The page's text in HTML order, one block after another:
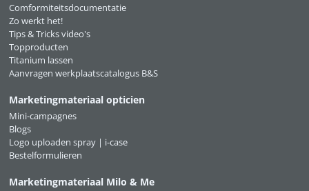
Comformiteitsdocumentatie
Zo werkt het!
Tips & Tricks video's
Topproducten
Titanium lassen
Aanvragen werkplaatscatalogus B&S
Marketingmateriaal opticien
Mini-campagnes
Blogs
Logo uploaden spray | i-case
Bestelformulieren
Marketingmateriaal Milo & Me